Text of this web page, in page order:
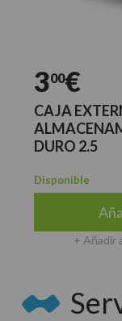
300€
CAJA
DURO 2.5
Disponible
+ Añadir